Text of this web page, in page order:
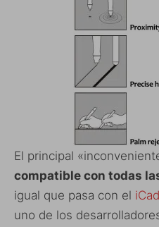
El principal
compatible con todas
igual que pasa con el
uno de los